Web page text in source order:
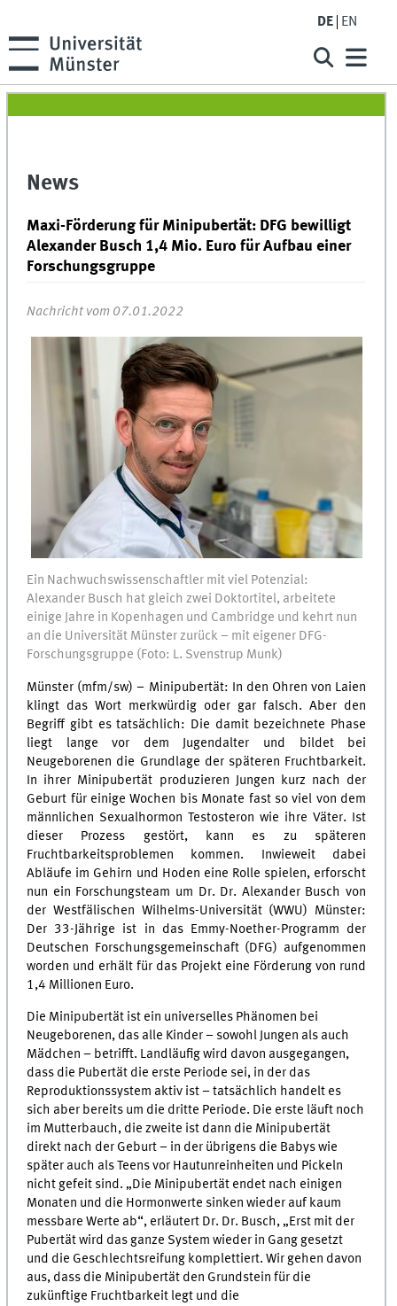
DE EN
News
Maxi-Förderung für Minipubertät: DFG bewilligt
Alexander Busch 1,4 Mio. Euro für Aufbau einer
Forschungsgruppe
Nachricht vom 07.01.2022
Ein Nachwuchswissenschaftler mit viel Potenzial:
Alexander Busch hat gleich zwei Doktortitel, arbeitete
einige Jahre in Kopenhagen und Cambridge und kehrt nun
an die Universität Münster zurück – mit eigener DFG-
Forschungsgruppe (Foto: L. Svenstrup Munk)
Münster (mfm/sw) – Minipubertät: In den Ohren von Laien
klingt das Wort merkwürdig oder gar falsch. Aber den
Begriff gibt es tatsächlich: Die damit bezeichnete Phase
liegt lange vor dem Jugendalter und bildet bei
Neugeborenen die Grundlage der späteren Fruchtbarkeit.
In ihrer Minipubertät produzieren Jungen kurz nach der
Geburt für einige Wochen bis Monate fast so viel von dem
männlichen Sexualhormon Testosteron wie ihre Väter. Ist
dieser Prozess gestört, kann es zu späteren
Fruchtbarkeitsproblemen kommen. Inwieweit dabei
Abläufe im Gehirn und Hoden eine Rolle spielen, erforscht
nun ein Forschungsteam um Dr. Dr. Alexander Busch von
der Westfälischen Wilhelms-Universität (WWU) Münster:
Der 33-Jährige ist in das Emmy-Noether-Programm der
Deutschen Forschungsgemeinschaft (DFG) aufgenommen
worden und erhält für das Projekt eine Förderung von rund
1,4 Millionen Euro.
Die Minipubertät ist ein universelles Phänomen bei
Neugeborenen, das alle Kinder – sowohl Jungen als auch
Mädchen – betrifft. Landläufig wird davon ausgegangen,
dass die Pubertät die erste Periode sei, in der das
Reproduktionssystem aktiv ist – tatsächlich handelt es
sich aber bereits um die dritte Periode. Die erste läuft noch
im Mutterbauch, die zweite ist dann die Minipubertät
direkt nach der Geburt – in der übrigens die Babys wie
später auch als Teens vor Hautunreinheiten und Pickeln
nicht gefeit sind. „Die Minipubertät endet nach einigen
Monaten und die Hormonwerte sinken wieder auf kaum
messbare Werte ab“, erläutert Dr. Dr. Busch, „Erst mit der
Pubertät wird das ganze System wieder in Gang gesetzt
und die Geschlechtsreifung komplettiert. Wir gehen davon
aus, dass die Minipubertät den Grundstein für die
zukünftige Fruchtbarkeit legt und die